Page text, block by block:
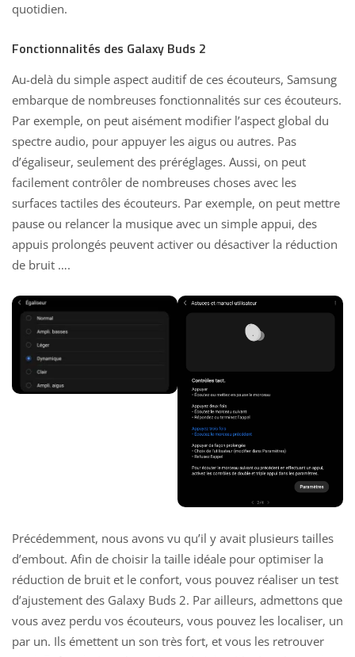
quotidien.
Fonctionnalités des Galaxy Buds 2
Au-delà du simple aspect auditif de ces écouteurs, Samsung
embarque de nombreuses fonctionnalités sur ces écouteurs.
Par exemple, on peut aisément modifier l’aspect global du
spectre audio, pour appuyer les aigus ou autres. Pas
d’égaliseur, seulement des préréglages. Aussi, on peut
facilement contrôler de nombreuses choses avec les
surfaces tactiles des écouteurs. Par exemple, on peut mettre
pause ou relancer la musique avec un simple appui, des
appuis prolongés peuvent activer ou désactiver la réduction
de bruit ….
Précédemment, nous avons vu qu’il y avait plusieurs tailles
d’embout. Afin de choisir la taille idéale pour optimiser la
réduction de bruit et le confort, vous pouvez réaliser un test
d’ajustement des Galaxy Buds 2. Par ailleurs, admettons que
vous avez perdu vos écouteurs, vous pouvez les localiser, un
par un. Ils émettent un son très fort, et vous les retrouver